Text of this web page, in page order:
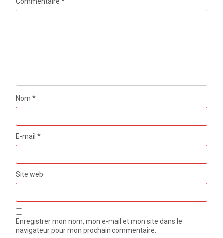
Nom*
E-mail*
Site web
Enregistrer mon nom, mon e-mail et mon site dans le
navigateur pour mon prochain commentaire.